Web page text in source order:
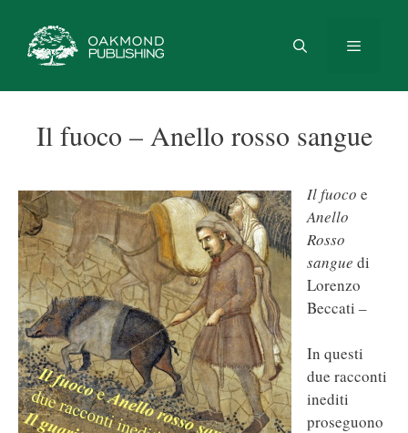
contenuto
Il fuoco – Anello rosso sangue
Il fuoco e
Anello
Rosso
sangue di
Lorenzo
Beccati –
In questi
due racconti
inediti
proseguono